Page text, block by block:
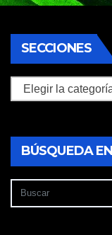
SECCIONES
Secciones
BÚSQUEDA